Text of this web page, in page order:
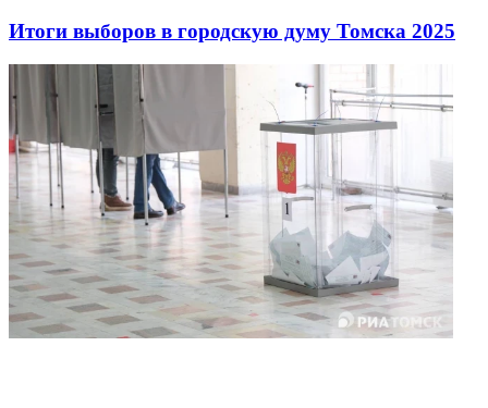
Итоги выборов в городскую думу Томска 2025